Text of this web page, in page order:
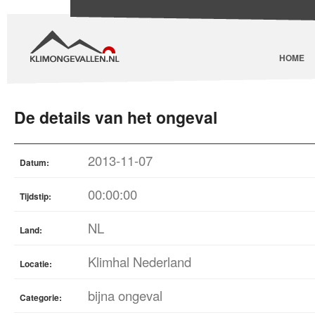
HOME
De details van het ongeval
Datum: 2013-11-07
Tijdstip: 00:00:00
Land: NL
Locatie: Klimhal Nederland
Categorie: bijna ongeval